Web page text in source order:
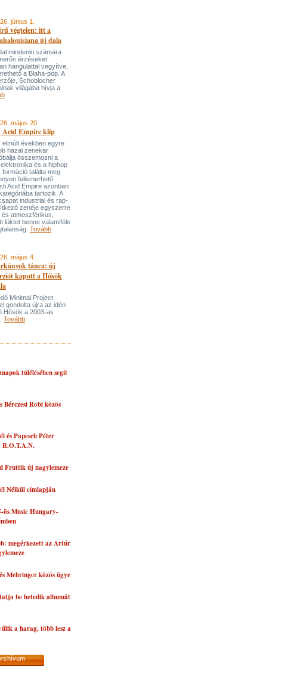
június 1.
végtelen: itt a
új dala
mindenki számára
érzéseket
hangulattal vegyítve,
a Blaha-pop. A
Schoblocher
világába hívja a
május 20.
Acid Empire klip
elmúlt években egyre
hazai zenekar
összemosni a
és a hiphop
találta meg
felismerhető
Acid Empire azonban
tartozik. A
industrial és rap-
zenéje egyszerre
atmoszférikus,
lüktet benne valamiféle
Tovább
május 4.
tánca: új
kapott a Hősök
Minimal Project
gondolta újra az idén
Hősök a 2003-as
Tovább
túlélésében segít
Bérczesi Robi közös
és Papesch Péter
R.O.T.A.N.
Fruttik új nagylemeze
Nélkül címlapján
ös Music Hungary-
megérkezett az Artúr
Mehringer közös ügye
be hetedik albumát
a harag, több lesz a